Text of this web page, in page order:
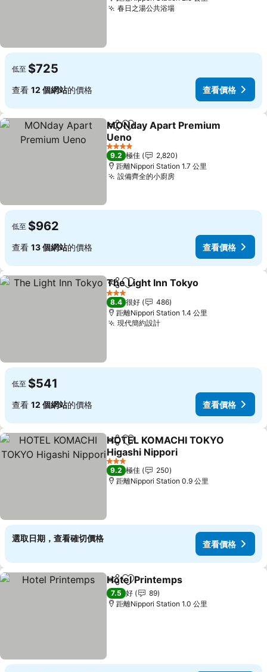
春日之湯公共浴場
低至 $725
查看 12 個網站的價格 查看價格
分享 放到收藏夾
MONday Apart Premium
Ueno
4 星級
9.2 極佳
2,820
距離Nippori Station 1.7 公里
設備齊全的小廚房
低至 $962
查看 13 個網站的價格 查看價格
分享 放到收藏夾
The Light Inn Tokyo
3 星級
8.4 很好
486
距離Nippori Station 1.4 公里
現代簡約設計
低至 $541
查看 12 個網站的價格 查看價格
分享 放到收藏夾
HOTEL KOMACHI TOKYO
Higashi Nippori
3 星級
9.2 極佳
250
距離Nippori Station 0.9 公里
選取日期，查看確切價格
查看價格
分享 放到收藏夾
Hotel Printemps
7.5 好
89
距離Nippori Station 1.0 公里